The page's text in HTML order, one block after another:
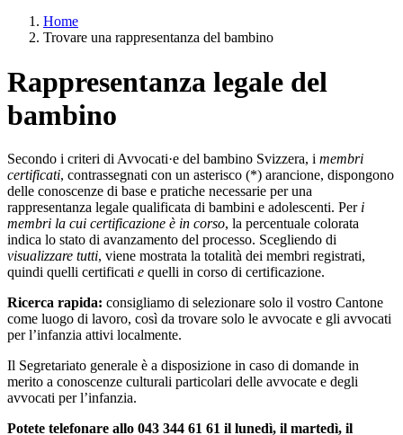
Home
Trovare una rappresentanza del bambino
Rappresentanza legale del
bambino
Secondo i criteri di Avvocati·e del bambino Svizzera, i membri
certificati, contrassegnati con un asterisco (*) arancione, dispongono
delle conoscenze di base e pratiche necessarie per una
rappresentanza legale qualificata di bambini e adolescenti. Per i
membri la cui certificazione è in corso, la percentuale colorata
indica lo stato di avanzamento del processo. Scegliendo di
visualizzare tutti, viene mostrata la totalità dei membri registrati,
quindi quelli certificati e quelli in corso di certificazione.
Ricerca rapida: consigliamo di selezionare solo il vostro Cantone
come luogo di lavoro, così da trovare solo le avvocate e gli avvocati
per l’infanzia attivi localmente.
Il Segretariato generale è a disposizione in caso di domande in
merito a conoscenze culturali particolari delle avvocate e degli
avvocati per l’infanzia.
Potete telefonare allo 043 344 61 61 il lunedì, il martedì, il